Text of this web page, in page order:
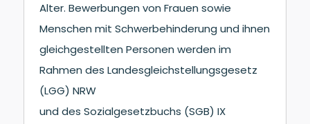
Alter. Bewerbungen von Frauen sowie
Menschen mit Schwerbehinderung und ihnen
gleichgestellten Personen werden im
Rahmen des Landesgleichstellungsgesetz
(LGG) NRW
und des Sozialgesetzbuchs (SGB) IX